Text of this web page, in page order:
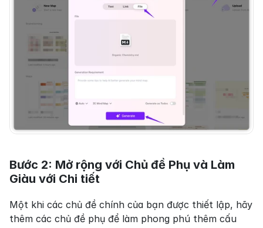
Bước 2: Mở rộng với Chủ đề Phụ và Làm
Giàu với Chi tiết
Một khi các chủ đề chính của bạn được thiết lập, hãy
thêm các chủ đề phụ để làm phong phú thêm cấu